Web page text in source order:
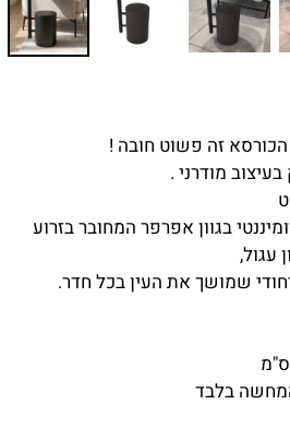
זה פשוט חובה !
מודרני .
בגוון אפרפר המחובר בזרוע
עגול,
שמושך את העין בכל חדר.
בלבד